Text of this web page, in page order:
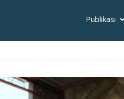
Publikasi